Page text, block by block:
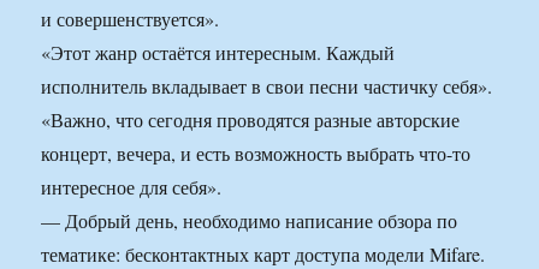
и совершенствуется».
«Этот жанр остаётся интересным. Каждый
исполнитель вкладывает в свои песни частичку себя».
«Важно, что сегодня проводятся разные авторские
концерт, вечера, и есть возможность выбрать что-то
интересное для себя».
— Добрый день, необходимо написание обзора по
тематике: бесконтактных карт доступа модели Mifare.